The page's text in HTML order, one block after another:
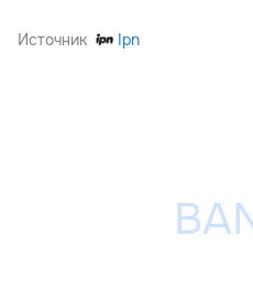
Источник Ipn